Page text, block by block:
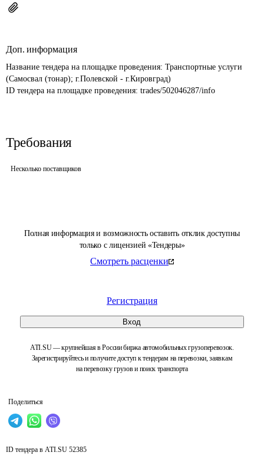
Полная информация и возможность оставить отклик доступны
только с лицензией «Тендеры»
Смотреть расценки
Регистрация
Вход
ATI.SU — крупнейшая в России биржа автомобильных грузоперевозок.
Зарегистрируйтесь и получите доступ к тендерам на перевозки, заявкам
на перевозку грузов и поиск транспорта
Поделиться
Доп. информация
Название тендера на площадке проведения: Транспортные услуги
(Самосвал (тонар); г.Полевской - г.Кировград)
ID тендера на площадке проведения: trades/502046287/info
Требования
Несколько поставщиков
ID тендера в ATI.SU 52385